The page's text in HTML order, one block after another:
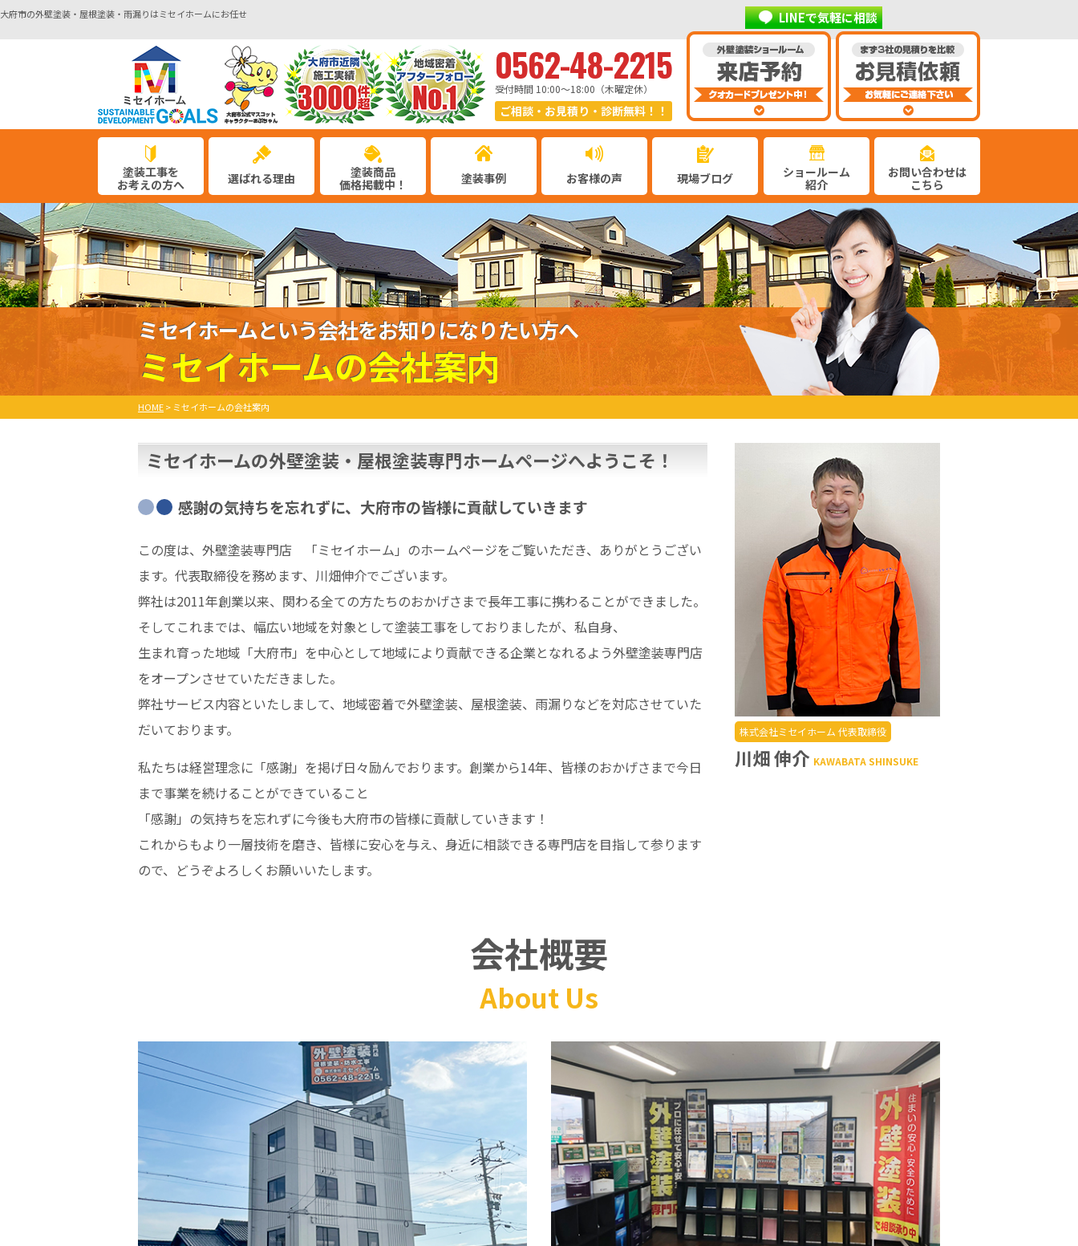
大府市の外壁塗装・屋根塗装・雨漏りはミセイホームにお任せ LINEで気軽に相談
0562-48-2215
受付時間 10:00〜18:00（木曜定休）
ご相談・お見積り・診断無料！！
塗装工事を
お考えの方へ
選ばれる理由
塗装商品
価格掲載中！
塗装事例 お客様の声 現場ブログ
ショールーム
紹介
お問い合わせは
こちら
ミセイホームという会社をお知りになりたい方へ
ミセイホームの会社案内
HOME> ミセイホームの会社案内
ミセイホームの外壁塗装・屋根塗装専門ホームページへようこそ！
感謝の気持ちを忘れずに、大府市の皆様に貢献していきます
この度は、外壁塗装専門店 「ミセイホーム」のホームページをご覧いただき、ありがとうござい
ます。代表取締役を務めます、川畑伸介でございます。
弊社は2011年創業以来、関わる全ての方たちのおかげさまで長年工事に携わることができました。
そしてこれまでは、幅広い地域を対象として塗装工事をしておりましたが、私自身、
生まれ育った地域「大府市」を中心として地域により貢献できる企業となれるよう外壁塗装専門店
をオープンさせていただきました。
弊社サービス内容といたしまして、地域密着で外壁塗装、屋根塗装、雨漏りなどを対応させていた
だいております。
私たちは経営理念に「感謝」を掲げ日々励んでおります。創業から14年、皆様のおかげさまで今日
まで事業を続けることができていること
「感謝」の気持ちを忘れずに今後も大府市の皆様に貢献していきます！
これからもより一層技術を磨き、皆様に安心を与え、身近に相談できる専門店を目指して参ります
ので、どうぞよろしくお願いいたします。
株式会社ミセイホーム 代表取締役
川畑 伸介 KAWABATA SHINSUKE
会社概要
About Us